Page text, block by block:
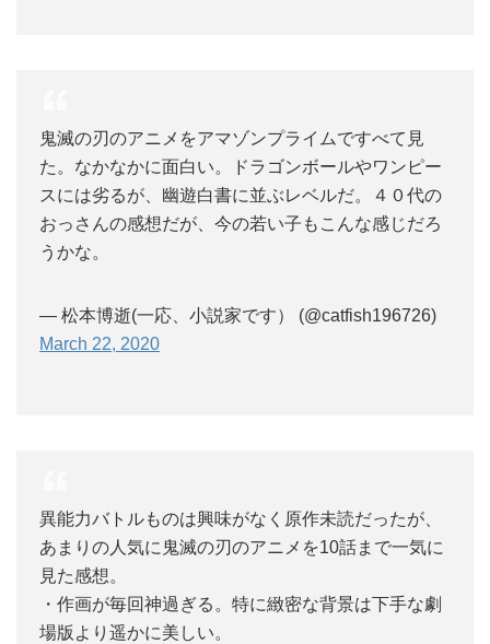
鬼滅の刃のアニメをアマゾンプライムですべて見
た。なかなかに面白い。ドラゴンボールやワンピー
スには劣るが、幽遊白書に並ぶレベルだ。４０代の
おっさんの感想だが、今の若い子もこんな感じだろ
うかな。
— 松本博逝(一応、小説家です） (@catfish196726)
March 22, 2020
異能力バトルものは興味がなく原作未読だったが、
あまりの人気に鬼滅の刃のアニメを10話まで一気に
見た感想。
・作画が毎回神過ぎる。特に緻密な背景は下手な劇
場版より遥かに美しい。